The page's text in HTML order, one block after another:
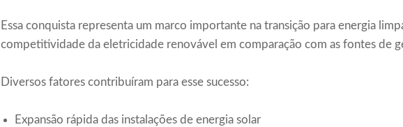
Essa conquista representa um marco importante na transição para energia
competitividade da eletricidade renovável em comparação com as fontes de
Diversos fatores contribuíram para esse sucesso:
Expansão rápida das instalações de energia solar